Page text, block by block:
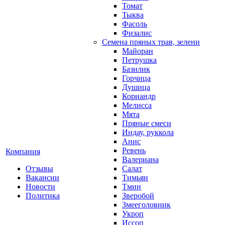
Компания
Отзывы
Вакансии
Новости
Политика
Томат
Тыква
Фасоль
Физалис
Семена пряных трав, зелени
Майоран
Петрушка
Базилик
Горчица
Душица
Кориандр
Мелисса
Мята
Пряные смеси
Индау, руккола
Анис
Ревень
Валериана
Салат
Тимьян
Тмин
Зверобой
Змееголовник
Укроп
Иссоп